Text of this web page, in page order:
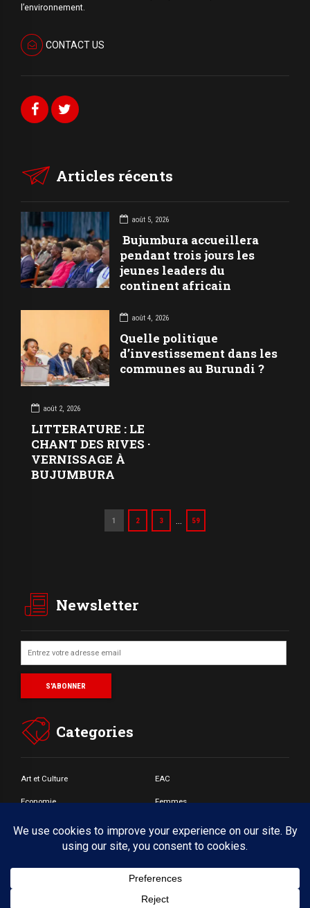
l’environnement.
CONTACT US
Articles récents
août 5, 2026
Bujumbura accueillera
pendant trois jours les
jeunes leaders du
continent africain
août 4, 2026
Quelle politique
d’investissement dans les
communes au Burundi ?
août 2, 2026
LITTERATURE : LE
CHANT DES RIVES ·
VERNISSAGE À
BUJUMBURA
1 2 3 59
Newsletter
Categories
Art et Culture EAC
Economie Femmes
Jeunes